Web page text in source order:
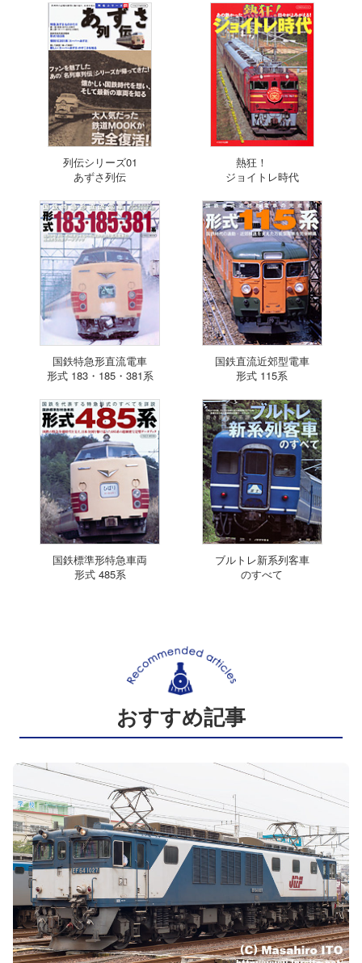
列伝シリーズ01
あずさ列伝
熱狂！
ジョイトレ時代
国鉄特急形直流電車
形式 183・185・381系
国鉄直流近郊型電車
形式 115系
国鉄標準形特急車両
形式 485系
ブルトレ新系列客車
のすべて
おすすめ記事